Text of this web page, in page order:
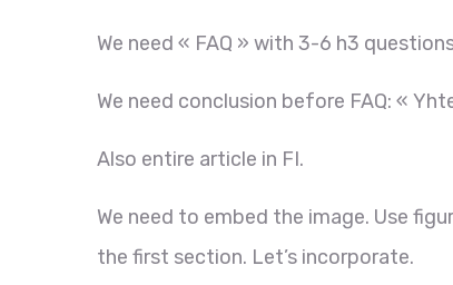
We need « FAQ » with 3-6 h3
We need conclusion before FAQ: «
Also entire article in FI.
We need to embed the image. Use
the first section. Let’s incorporate.